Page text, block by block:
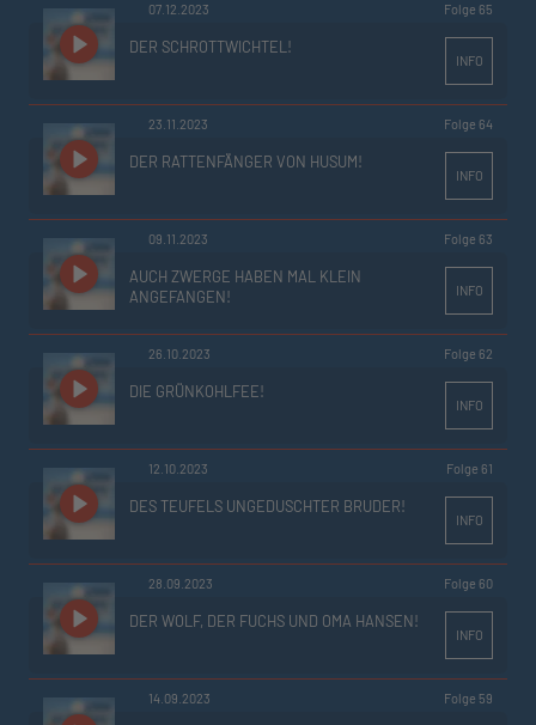
07.12.2023 Folge 65
DER SCHROTTWICHTEL!
INFO
23.11.2023 Folge 64
DER RATTENFÄNGER VON HUSUM!
INFO
09.11.2023 Folge 63
AUCH ZWERGE HABEN MAL KLEIN
ANGEFANGEN!
INFO
26.10.2023 Folge 62
DIE GRÜNKOHLFEE!
INFO
12.10.2023 Folge 61
DES TEUFELS UNGEDUSCHTER BRUDER!
INFO
28.09.2023 Folge 60
DER WOLF, DER FUCHS UND OMA HANSEN!
INFO
14.09.2023 Folge 59